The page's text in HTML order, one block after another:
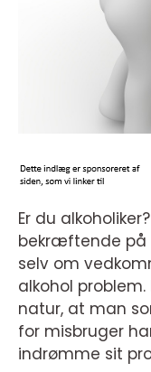
Er du
bekræftende på
selv om
alkohol
natur, at man
for misbruger
indrømme sit